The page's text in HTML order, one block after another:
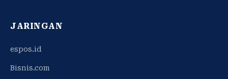
JARINGAN
espos.id
Bisnis.com